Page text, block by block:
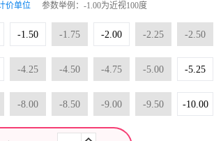
价单位 参数举例：-1.00为近视100度
-1.50 -1.75 -2.00 -2.25 -2.50
-4.25 -4.50 -4.75 -5.00 -5.25
-8.00 -8.50 -9.00 -9.50 -10.00